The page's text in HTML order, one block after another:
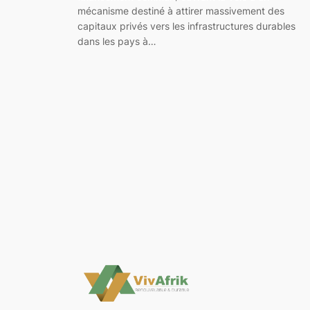
mécanisme destiné à attirer massivement des
capitaux privés vers les infrastructures durables
dans les pays à…